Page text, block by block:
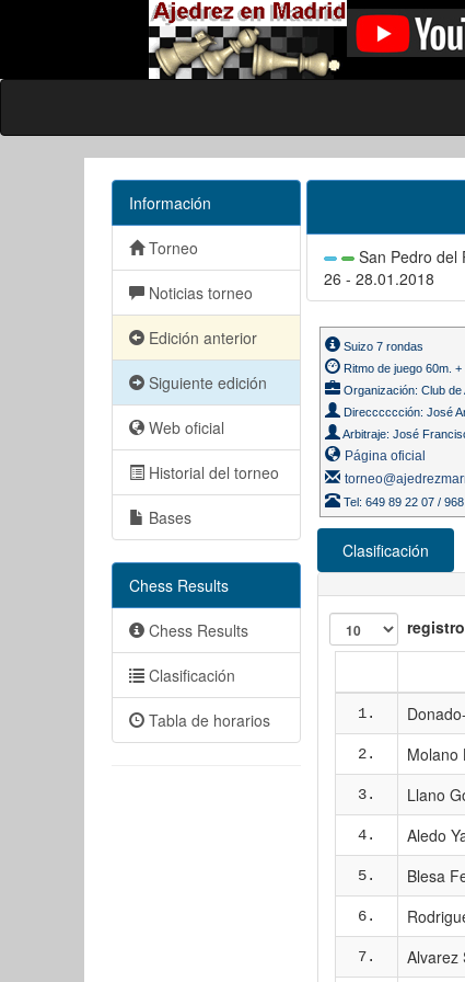
Información
Torneo
Noticias torneo
Edición anterior
Siguiente edición
Web oficial
Historial del torneo
Bases
Chess Results
Chess Results
Clasificación
Tabla de horarios
San Pedro del
26 - 28.01.2018
Suizo 7 rondas
Ritmo de juego 60m. +
Organización: Club
Direcccccción: José
Arbitraje: José
Página oficial
Tel: 649 89 22 07 /
Clasificación
1.
2. Molano
3. Llano
4. Aledo
5. Blesa
6.
7. Alvarez